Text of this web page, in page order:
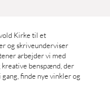
Kirke til et
og skriveunderviser
arbejder vi med
benspænd, der
finde nye vinkler og